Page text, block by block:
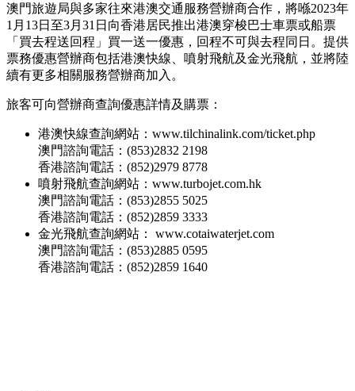
澳門旅遊局與多家往來港澳交通服務營辦商合作，將喺2023年
1月13日至3月31日向香港居民推出港澳穿梭巴士車票或船票
「買去程送回程」買一送一優惠，回程不可與去程同日。提供
票務優惠營辦商包括港澳快線、噴射飛航及金光飛航，並將陸
續有更多相關服務營辦商加入。
旅客可向營辦商查詢優惠詳情及購票：
港澳快線查詢網站：www.tilchinalink.com/ticket.php
澳門諮詢電話：(853)2832 2198
香港諮詢電話：(852)2979 8778
噴射飛航查詢網站：www.turbojet.com.hk
澳門諮詢電話：(853)2855 5025
香港諮詢電話：(852)2859 3333
金光飛航查詢網站： www.cotaiwaterjet.com
澳門諮詢電話：(853)2885 0595
香港諮詢電話：(852)2859 1640